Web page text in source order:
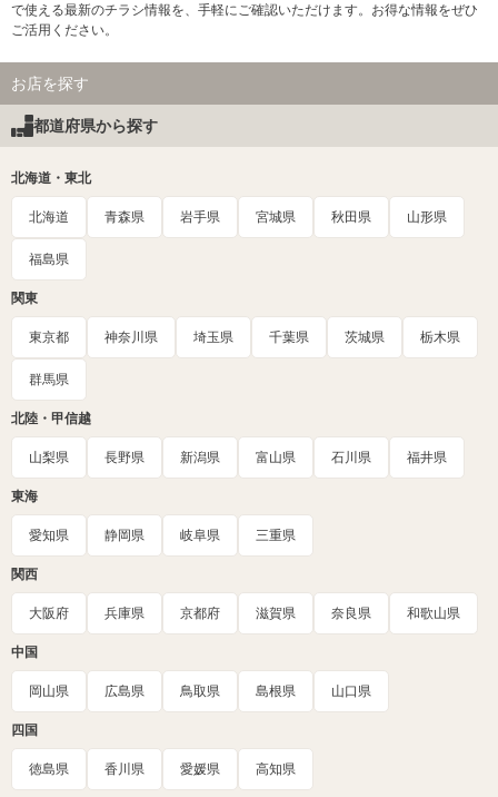
で使える最新のチラシ情報を、手軽にご確認いただけます。お得な情報をぜひ
ご活用ください。
お店を探す
都道府県から探す
北海道・東北
北海道 青森県 岩手県 宮城県 秋田県 山形県
福島県
関東
東京都 神奈川県 埼玉県 千葉県 茨城県 栃木県
群馬県
北陸・甲信越
山梨県 長野県 新潟県 富山県 石川県 福井県
東海
愛知県 静岡県 岐阜県 三重県
関西
大阪府 兵庫県 京都府 滋賀県 奈良県 和歌山県
中国
岡山県 広島県 鳥取県 島根県 山口県
四国
徳島県 香川県 愛媛県 高知県